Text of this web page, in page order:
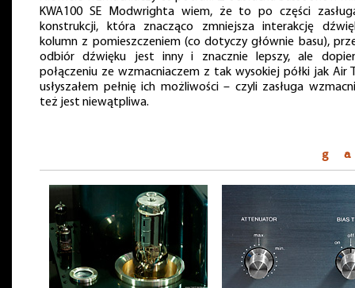
KWA100 SE Modwrighta wiem, że to po części
konstrukcji, która znacząco zmniejsza interakcję
kolumn z pomieszczeniem (co dotyczy głównie basu),
odbiór dźwięku jest inny i znacznie lepszy, ale
połączeniu ze wzmacniaczem z tak wysokiej półki jak Air
usłyszałem pełnię ich możliwości – czyli zasługa
też jest niewątpliwa.
g